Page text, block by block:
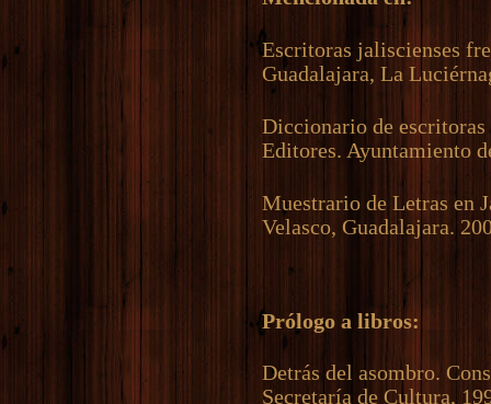
Escritoras jaliscienses
Guadalajara, La
Diccionario de
Editores. Ayuntamiento
Muestrario de Letras en
Velasco, Guadalajara.
Prólogo a libros:
Detrás del asombro.
Secretaría de Cultura,